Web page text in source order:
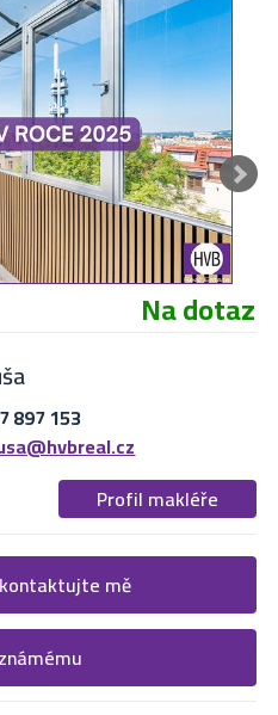
Na dotaz
897 153
Profil makléře
co by Vás zajímalo. V
mě
email